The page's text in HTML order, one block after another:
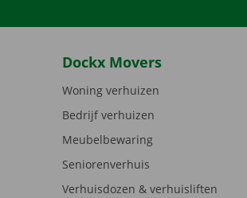
Dockx Movers
Woning verhuizen
Bedrijf verhuizen
Meubelbewaring
Seniorenverhuis
Verhuisdozen & verhuisliften